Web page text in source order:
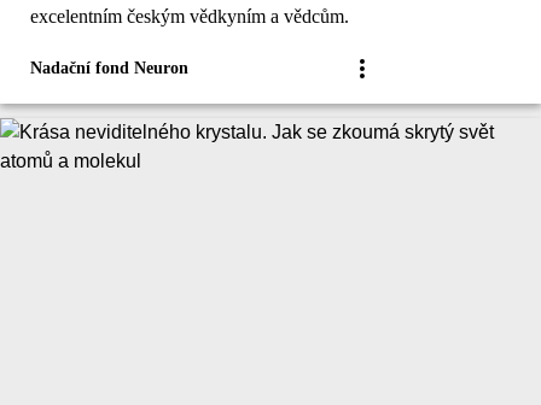
excelentním českým vědkyním a vědcům.
Nadační fond Neuron